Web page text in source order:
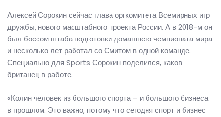
Алексей Сорокин сейчас глава оргкомитета Всемирных игр
дружбы, нового масштабного проекта России. А в 2018-м он
был боссом штаба подготовки домашнего чемпионата мира
и несколько лет работал со Смитом в одной команде.
Специально для Sports Сорокин поделился, каков
британец в работе.
«Колин человек из большого спорта – и большого бизнеса
в прошлом. Это важно, потому что сегодня спорт и бизнес